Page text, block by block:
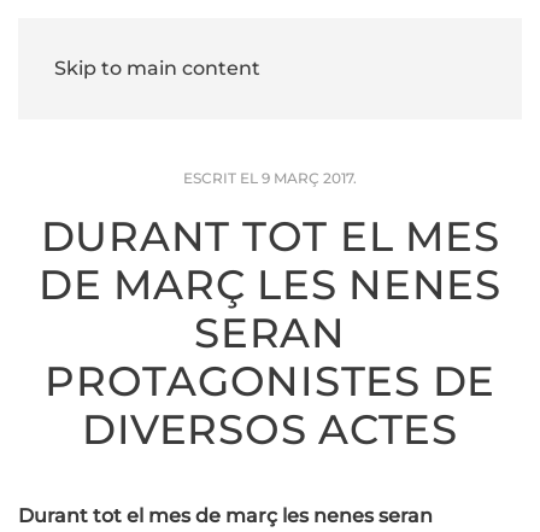
Skip to main content
ESCRIT EL 9 MARÇ 2017.
DURANT TOT EL MES
DE MARÇ LES NENES
SERAN
PROTAGONISTES DE
DIVERSOS ACTES
Durant tot el mes de març les nenes seran